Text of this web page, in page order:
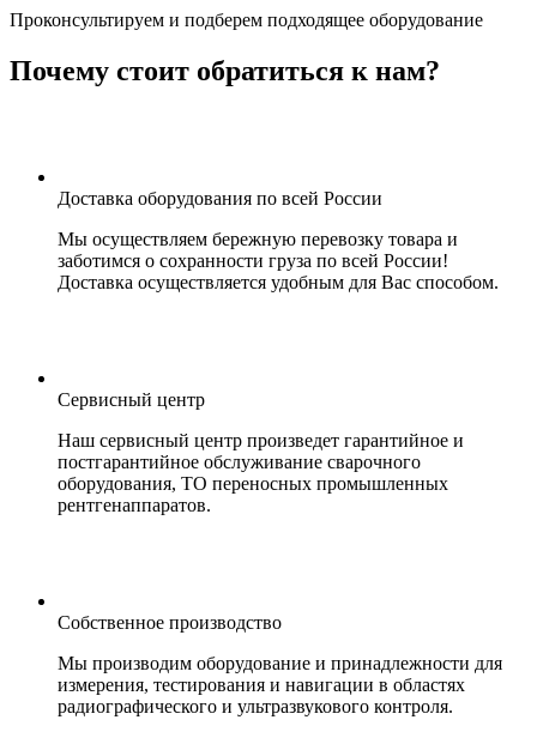
Проконсультируем и подберем подходящее оборудование
Почему стоит обратиться к нам?
Доставка оборудования по всей России
Мы осуществляем бережную перевозку товара и
заботимся о сохранности груза по всей России!
Доставка осуществляется удобным для Вас способом.
Сервисный центр
Наш сервисный центр произведет гарантийное и
постгарантийное обслуживание сварочного
оборудования, ТО переносных промышленных
рентгенаппаратов.
Собственное производство
Мы производим оборудование и принадлежности для
измерения, тестирования и навигации в областях
радиографического и ультразвукового контроля.